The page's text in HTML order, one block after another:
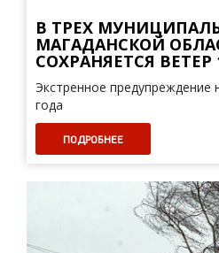
В ТРЕХ
МАГАДАНСКОЙ
СОХРАНЯЕТСЯ ВЕТЕР
Экстренное предупреждение
года
ПОДРОБНЕЕ